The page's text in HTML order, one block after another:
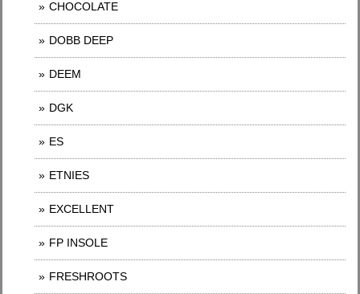
CHOCOLATE
DOBB DEEP
DEEM
DGK
ES
ETNIES
EXCELLENT
FP INSOLE
FRESHROOTS